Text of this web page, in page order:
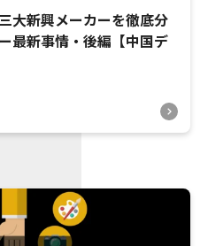
大新興メーカーを徹底分
最新事情・後編【中国デ